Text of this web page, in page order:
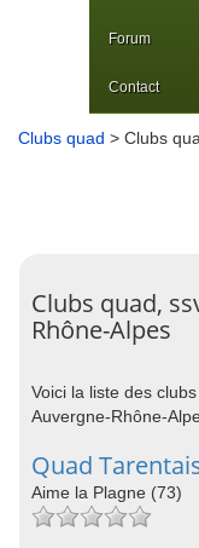
Forum
Contact
Clubs quad > Clubs
Clubs quad,
Rhône-Alpes
Voici la liste des
Auvergne-Rhône-
Quad
Aime la Plagne (73)